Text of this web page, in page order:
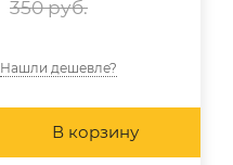
350руб.
Нашли дешевле?
В корзину